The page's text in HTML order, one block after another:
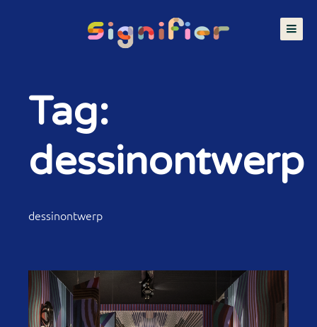
Tag:
dessinontwerp
dessinontwerp